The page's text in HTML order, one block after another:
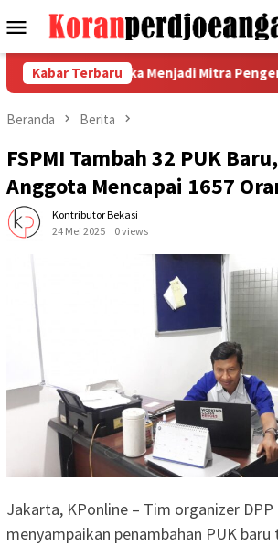
ke
Menu
Mobile
Kabar Terbaru
Ketika Menjadi Mitra Pengemudi
Beranda Berita
FSPMI Tambah 32 PUK
Anggota Mencapai 1657
Kontributor Bekasi
24 Mei 2025
0 views
Jakarta, KPonline – Tim organizer DPP
menyampaikan penambahan PUK baru